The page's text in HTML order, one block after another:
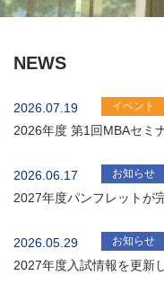
NEWS
2026.07.19 イベント
2026年度 第1回MBAセミ
2026.06.17 お知らせ
2027年度パンフレットが
2026.05.29 お知らせ
2027年度入試情報を更新